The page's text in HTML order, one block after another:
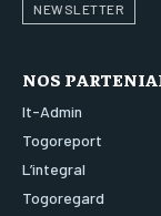
NEWSLETTER
NOS
It-Admin
Togoreport
L’integral
Togoregard